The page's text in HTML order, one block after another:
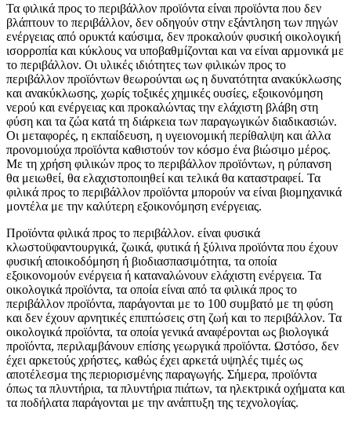
Τα φιλικά προς το περιβάλλον προϊόντα είναι προϊόντα που δεν
βλάπτουν το περιβάλλον, δεν οδηγούν στην εξάντληση των πηγών
ενέργειας από ορυκτά καύσιμα, δεν προκαλούν φυσική οικολογική
ισορροπία και κύκλους να υποβαθμίζονται και να είναι αρμονικά με
το περιβάλλον. Οι υλικές ιδιότητες των φιλικών προς το
περιβάλλον προϊόντων θεωρούνται ως η δυνατότητα ανακύκλωσης
και ανακύκλωσης, χωρίς τοξικές χημικές ουσίες, εξοικονόμηση
νερού και ενέργειας και προκαλώντας την ελάχιστη βλάβη στη
φύση και τα ζώα κατά τη διάρκεια των παραγωγικών διαδικασιών.
Οι μεταφορές, η εκπαίδευση, η υγειονομική περίθαλψη και άλλα
προνομιούχα προϊόντα καθιστούν τον κόσμο ένα βιώσιμο μέρος.
Με τη χρήση φιλικών προς το περιβάλλον προϊόντων, η ρύπανση
θα μειωθεί, θα ελαχιστοποιηθεί και τελικά θα καταστραφεί. Τα
φιλικά προς το περιβάλλον προϊόντα μπορούν να είναι βιομηχανικά
μοντέλα με την καλύτερη εξοικονόμηση ενέργειας.
Προϊόντα φιλικά προς το περιβάλλον. είναι φυσικά
κλωστοϋφαντουργικά, ζωικά, φυτικά ή ξύλινα προϊόντα που έχουν
φυσική αποικοδόμηση ή βιοδιασπασιμότητα, τα οποία
εξοικονομούν ενέργεια ή καταναλώνουν ελάχιστη ενέργεια. Τα
οικολογικά προϊόντα, τα οποία είναι από τα φιλικά προς το
περιβάλλον προϊόντα, παράγονται με το 100 συμβατό με τη φύση
και δεν έχουν αρνητικές επιπτώσεις στη ζωή και το περιβάλλον. Τα
οικολογικά προϊόντα, τα οποία γενικά αναφέρονται ως βιολογικά
προϊόντα, περιλαμβάνουν επίσης γεωργικά προϊόντα. Ωστόσο, δεν
έχει αρκετούς χρήστες, καθώς έχει αρκετά υψηλές τιμές ως
αποτέλεσμα της περιορισμένης παραγωγής. Σήμερα, προϊόντα
όπως τα πλυντήρια, τα πλυντήρια πιάτων, τα ηλεκτρικά οχήματα και
τα ποδήλατα παράγονται με την ανάπτυξη της τεχνολογίας.